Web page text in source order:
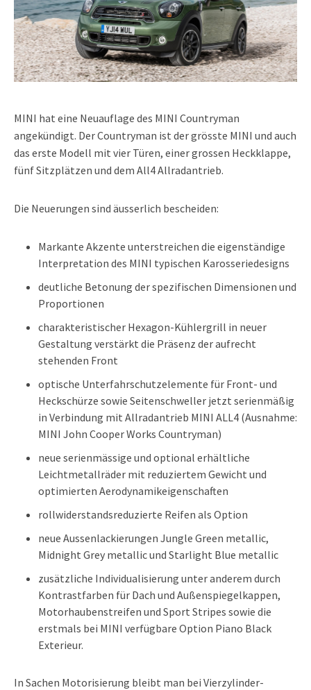
MINI hat eine Neuauflage des MINI Countryman
angekündigt. Der Countryman ist der grösste MINI und auch
das erste Modell mit vier Türen, einer grossen Heckklappe,
fünf Sitzplätzen und dem All4 Allradantrieb.
Die Neuerungen sind äusserlich bescheiden:
Markante Akzente unterstreichen die eigenständige
Interpretation des MINI typischen Karosseriedesigns
deutliche Betonung der spezifischen Dimensionen und
Proportionen
charakteristischer Hexagon-Kühlergrill in neuer
Gestaltung verstärkt die Präsenz der aufrecht
stehenden Front
optische Unterfahrschutzelemente für Front- und
Heckschürze sowie Seitenschweller jetzt serienmäßig
in Verbindung mit Allradantrieb MINI ALL4 (Ausnahme:
MINI John Cooper Works Countryman)
neue serienmässige und optional erhältliche
Leichtmetallräder mit reduziertem Gewicht und
optimierten Aerodynamikeigenschaften
rollwiderstandsreduzierte Reifen als Option
neue Aussenlackierungen Jungle Green metallic,
Midnight Grey metallic und Starlight Blue metallic
zusätzliche Individualisierung unter anderem durch
Kontrastfarben für Dach und Außenspiegelkappen,
Motorhaubenstreifen und Sport Stripes sowie die
erstmals bei MINI verfügbare Option Piano Black
Exterieur.
In Sachen Motorisierung bleibt man bei Vierzylinder-